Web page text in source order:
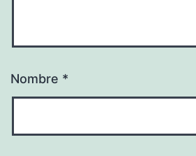
Nombre *